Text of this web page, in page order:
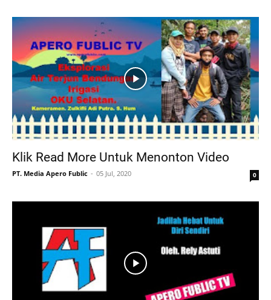
Klik Read More Untuk Menonton Video
PT. Media Apero Fublic 05 Jul, 2020 0